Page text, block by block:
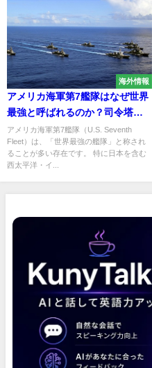
海外情報
アメリカ海軍第7艦隊はなぜ世界
最強と呼ばれるのか？司令塔ブ
ルーリッジに乗船
アメリカ海軍第7艦隊（U.S. Seventh
Fleet）は、「世界最強の艦隊」と称され
ることが多い存在です。 特に日本を含む
西太平洋・イ...